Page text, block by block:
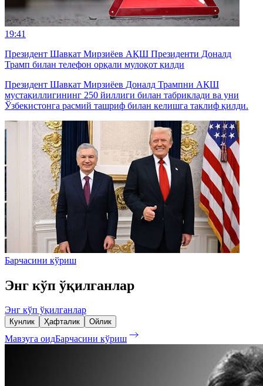
19:41
Президент Шавкат Мирзиёев АҚШ Президенти Доналд
Трамп билан телефон орқали мулоқот қилди
Президент Шавкат Мирзиёев Доналд Трампни АҚШ
мустақиллигининг 250 йиллиги билан табриклади ва уни
Ўзбекистонга расмий ташриф билан келишга таклиф қилди.
Барчасини кўриш
Энг кўп ўқилганлар
Энг кўп ўқилганлар
Кунлик Ҳафталик Ойлик
Мавзуга оидБарчасини кўриш